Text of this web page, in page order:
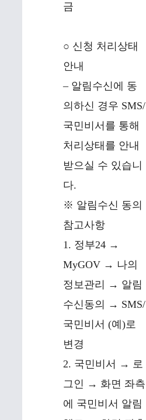
금
○ 신청 처리상태
안내
– 알림수신에 동
의하신 경우 SMS/
국민비서를 통해
처리상태를 안내
받으실 수 있습니
다.
※ 알림수신 동의
참고사항
1. 정부24 →
MyGOV → 나의
정보관리 → 알림
수신동의 → SMS/
국민비서 (예)로
변경
2. 국민비서 → 로
그인 → 화면 좌측
에 국민비서 알림